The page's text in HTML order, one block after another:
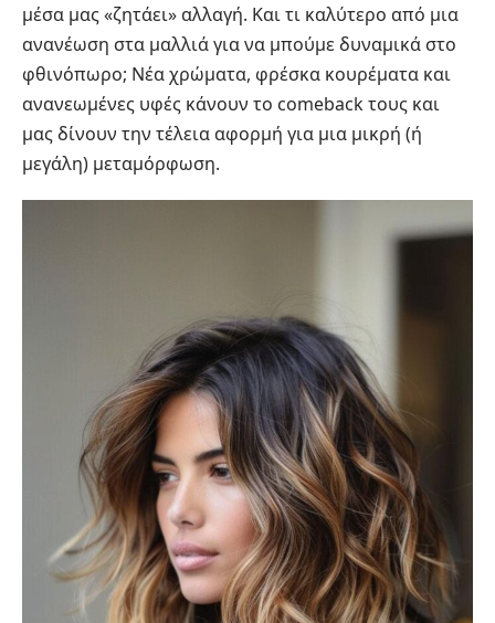
μέσα μας «ζητάει» αλλαγή. Και τι καλύτερο από μια
ανανέωση στα μαλλιά για να μπούμε δυναμικά στο
φθινόπωρο; Νέα χρώματα, φρέσκα κουρέματα και
ανανεωμένες υφές κάνουν το comeback τους και
μας δίνουν την τέλεια αφορμή για μια μικρή (ή
μεγάλη) μεταμόρφωση.